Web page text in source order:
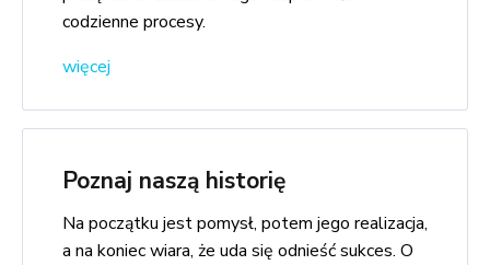
codzienne procesy.
więcej
Poznaj naszą historię
Na początku jest pomysł, potem jego realizacja,
a na koniec wiara, że uda się odnieść sukces. O